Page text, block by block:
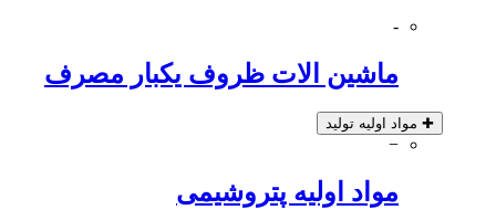
-
ماشین الات ظروف یکبار مصرف
✚ مواد اولیه تولید
−
مواد اولیه پتروشیمی